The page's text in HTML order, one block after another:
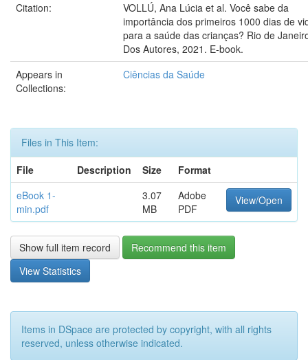
Citation:
VOLLÚ, Ana Lúcia et al. Você sabe da
importância dos primeiros 1000 dias de
para a saúde das crianças? Rio de
Dos Autores, 2021. E-book.
Appears in
Collections:
Ciências da Saúde
Files in This Item:
File
Description Size
Format
eBook 1-
min.pdf
3.07
MB
Adobe
PDF
View/Open
Show full item record
Recommend this item
View Statistics
Items in DSpace are protected by copyright, with all rights
reserved, unless otherwise indicated.